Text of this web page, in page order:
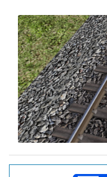
へ
戻
る